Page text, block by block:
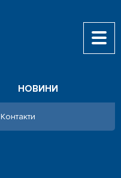
НОВИНИ
Контакти